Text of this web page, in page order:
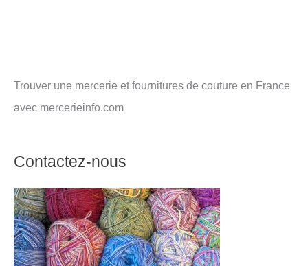
Trouver une mercerie et fournitures de couture en France
avec mercerieinfo.com
Contactez-nous